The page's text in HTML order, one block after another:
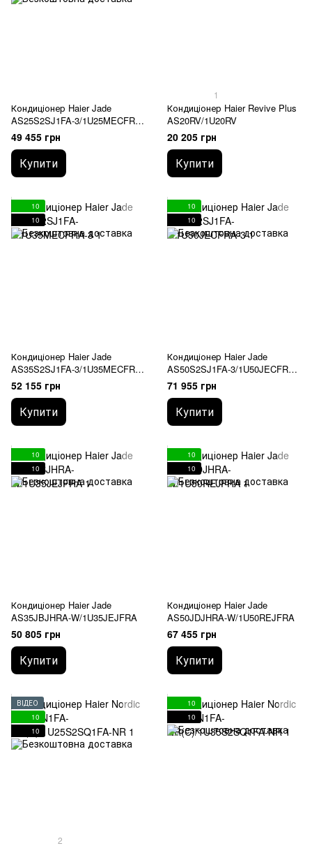
Кондиціонер Haier Jade
AS25S2SJ1FA-3/1U25MECFRA-
3
49 455 грн
Купити
1
Кондиціонер Haier Revive Plus
AS20RV/1U20RV
20 205 грн
Купити
10
10
Кондиціонер Haier Jade
AS35S2SJ1FA-3/1U35MECFRA-
3
52 155 грн
Купити
10
10
Кондиціонер Haier Jade
AS50S2SJ1FA-3/1U50JECFRA-
3
71 955 грн
Купити
10
10
Кондиціонер Haier Jade
AS35JBJHRA-W/1U35JEJFRA
50 805 грн
Купити
10
10
Кондиціонер Haier Jade
AS50JDJHRA-W/1U50REJFRA
67 455 грн
Купити
ВІДЕО
10
10
2
10
10